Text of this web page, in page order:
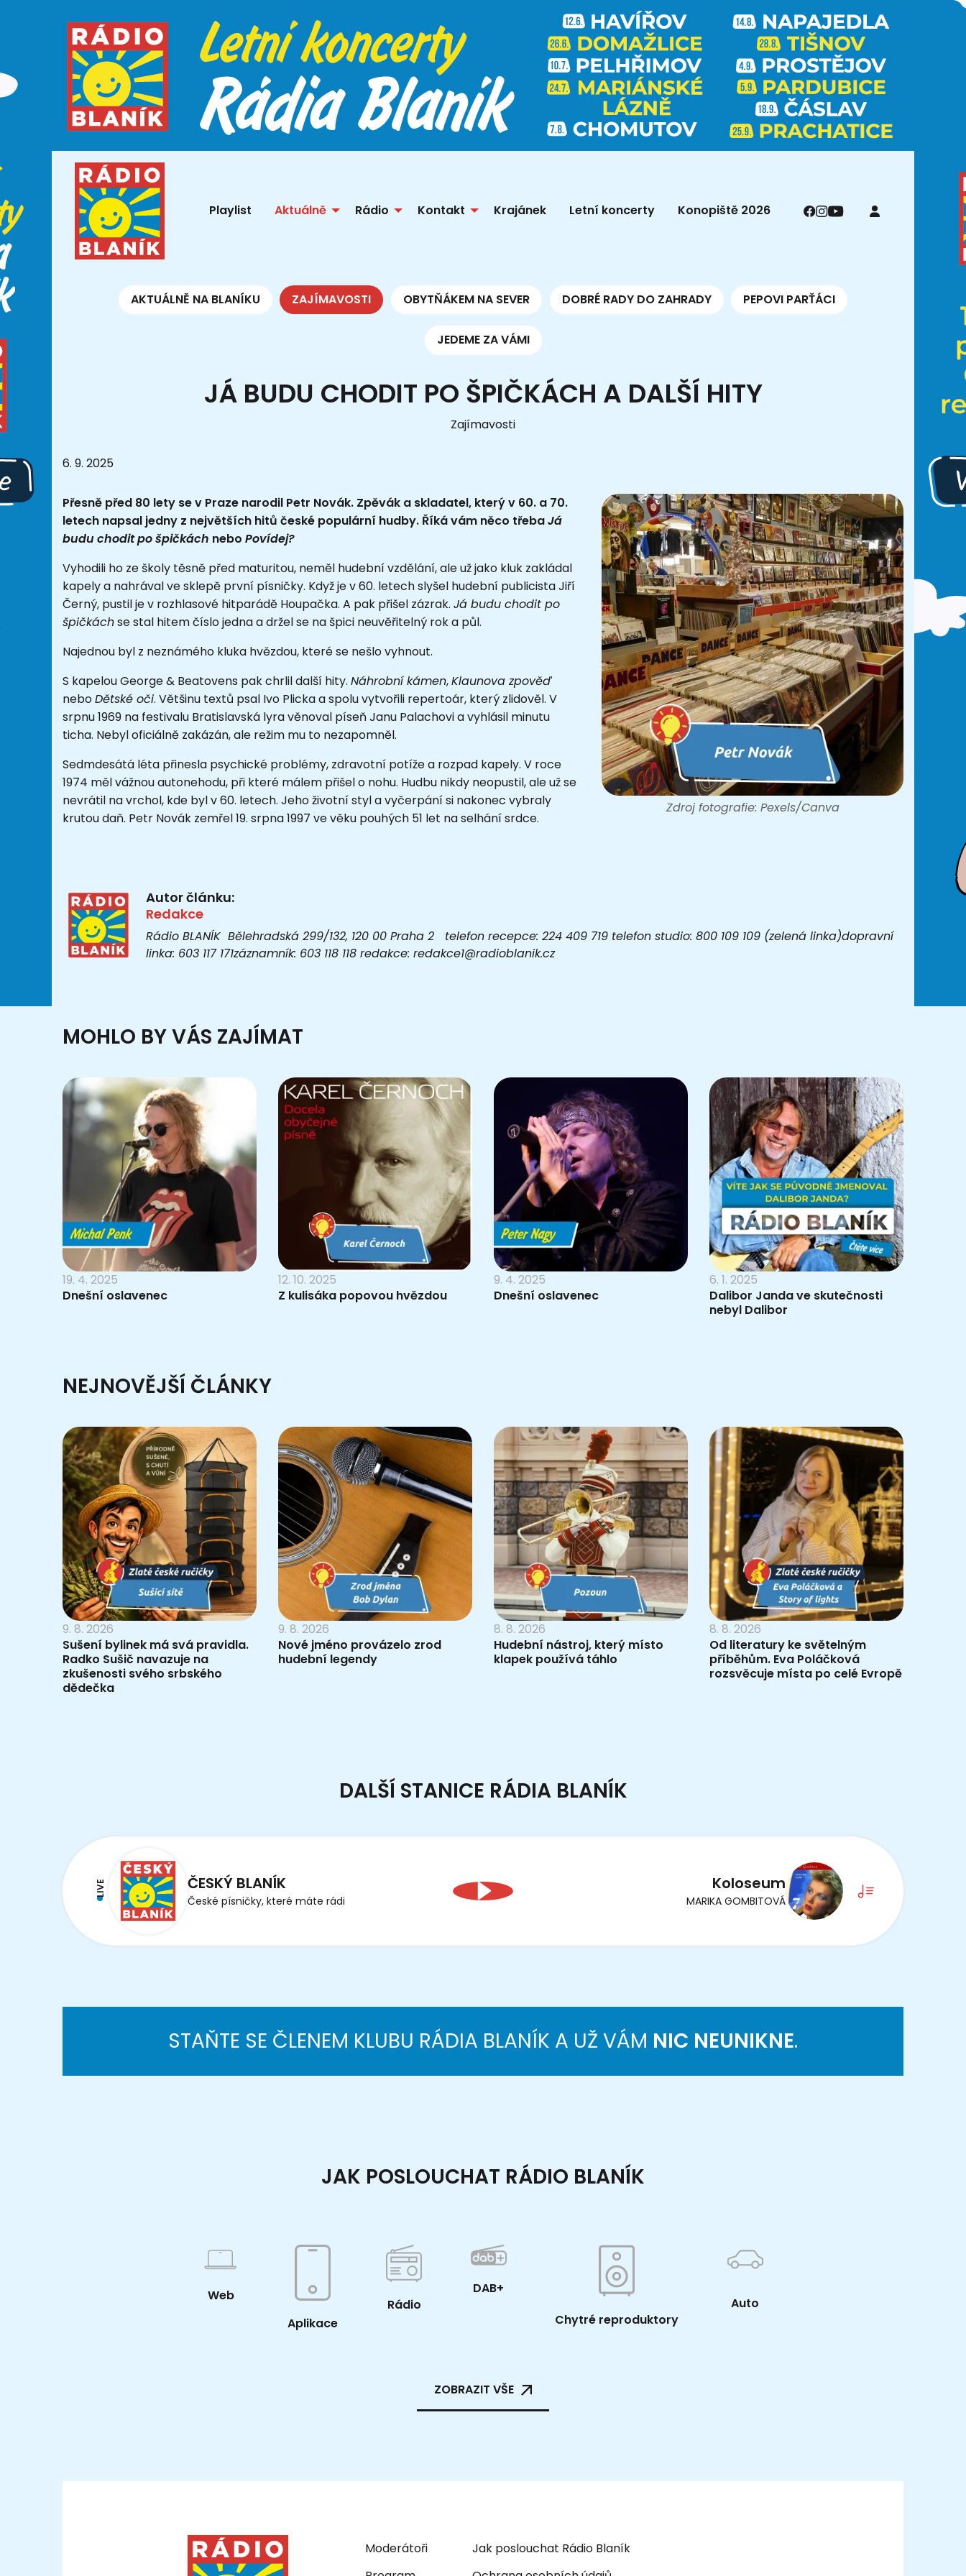
Playlist Aktuálně Rádio Kontakt Krajánek Letní koncerty Konopiště 2026
AKTUÁLNĚ NA BLANÍKU ZAJÍMAVOSTI OBYTŇÁKEM NA SEVER DOBRÉ RADY DO ZAHRADY PEPOVI PARŤÁCI
JEDEME ZA VÁMI
JÁ BUDU CHODIT PO ŠPIČKÁCH A DALŠÍ HITY
Zajímavosti
6. 9. 2025
Zdroj fotografie: Pexels/Canva
Přesně před 80 lety se v Praze narodil Petr Novák. Zpěvák a skladatel, který v 60. a 70.
letech napsal jedny z největších hitů české populární hudby. Říká vám něco třebaJá
budu chodit po špičkách nebo Povídej?
Vyhodili ho ze školy těsně před maturitou, neměl hudební vzdělání, ale už jako kluk zakládal
kapely a nahrával ve sklepě první písničky. Když je v 60. letech slyšel hudební publicista Jiří
Černý, pustil je v rozhlasové hitparádě Houpačka. A pak přišel zázrak. Já budu chodit po
špičkáchse stal hitem číslo jedna a držel se na špici neuvěřitelný rok a půl.
Najednou byl z neznámého kluka hvězdou, které se nešlo vyhnout.
S kapelou George & Beatovens pak chrlil další hity. Náhrobní kámen,Klaunova zpověď
neboDětské oči. Většinu textů psal Ivo Plicka a spolu vytvořili repertoár, který zlidověl. V
srpnu 1969 na festivalu Bratislavská lyra věnoval píseň Janu Palachovi a vyhlásil minutu
ticha. Nebyl oficiálně zakázán, ale režim mu to nezapomněl.
Sedmdesátá léta přinesla psychické problémy, zdravotní potíže a rozpad kapely. V roce
1974 měl vážnou autonehodu, při které málem přišel o nohu. Hudbu nikdy neopustil, ale už se
nevrátil na vrchol, kde byl v 60. letech. Jeho životní styl a vyčerpání si nakonec vybraly
krutou daň. Petr Novák zemřel 19. srpna 1997 ve věku pouhých 51 let na selhání srdce.
Autor článku:
Redakce
Rádio BLANÍK Bělehradská 299/132, 120 00 Praha 2 telefon recepce: 224 409 719 telefon studio: 800 109 109 (zelená linka)dopravní
linka: 603 117 171záznamník: 603 118 118 redakce: redakce1@radioblanik.cz
MOHLO BY VÁS ZAJÍMAT
19. 4. 2025
Dnešní oslavenec
12. 10. 2025
Z kulisáka popovou hvězdou
9. 4. 2025
Dnešní oslavenec
6. 1. 2025
Dalibor Janda ve skutečnosti
nebyl Dalibor
NEJNOVĚJŠÍ ČLÁNKY
9. 8. 2026
Sušení bylinek má svá pravidla.
Radko Sušič navazuje na
zkušenosti svého srbského
dědečka
9. 8. 2026
Nové jméno provázelo zrod
hudební legendy
8. 8. 2026
Hudební nástroj, který místo
klapek používá táhlo
8. 8. 2026
Od literatury ke světelným
příběhům. Eva Poláčková
rozsvěcuje místa po celé Evropě
DALŠÍ STANICE RÁDIA BLANÍK
LIVE ČESKÝ BLANÍK
České písničky, které máte rádi
Koloseum
MARIKA GOMBITOVÁ
STAŇTE SE ČLENEM KLUBU RÁDIA BLANÍK A UŽ VÁM NIC NEUNIKNE.
JAK POSLOUCHAT RÁDIO BLANÍK
Web
Aplikace
Rádio
DAB+
Chytré reproduktory
Auto
ZOBRAZIT VŠE
Moderátoři
Jak poslouchat Rádio Blaník